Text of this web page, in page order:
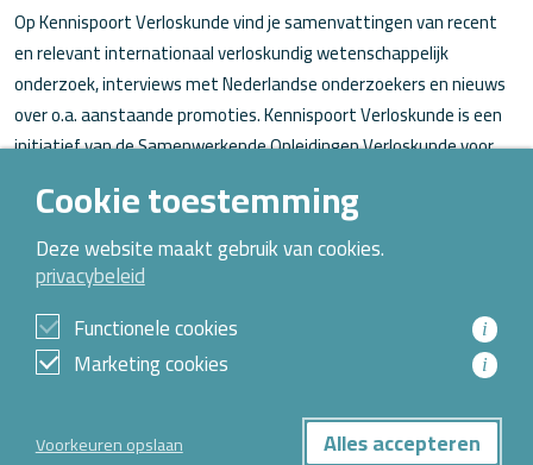
Op Kennispoort Verloskunde vind je samenvattingen van recent
en relevant internationaal verloskundig wetenschappelijk
onderzoek, interviews met Nederlandse onderzoekers en nieuws
over o.a. aanstaande promoties. Kennispoort Verloskunde is een
initiatief van de Samenwerkende Opleidingen Verloskunde voor
Over Kennispoort Verloskunde
Contact
Archief
Privacybeleid
Cookie toestemming
Deze website maakt gebruik van cookies.
privacybeleid
Functionele cookies
i
Marketing cookies i
Voorkeuren opslaan Alles accepteren